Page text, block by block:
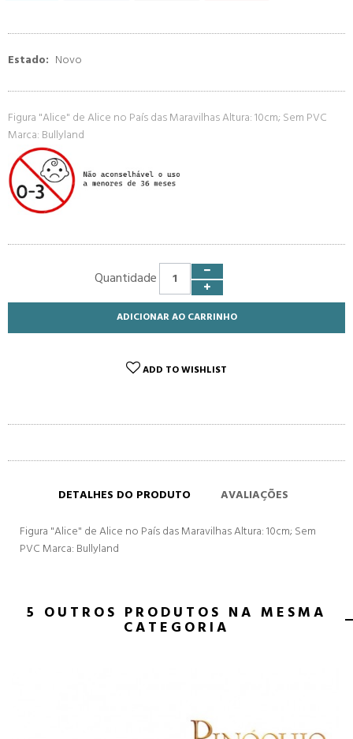
Estado: Novo
Figura "Alice" de Alice no País das Maravilhas Altura: 10cm; Sem PVC
Marca: Bullyland
Quantidade
ADICIONAR AO CARRINHO
ADD TO WISHLIST
DETALHES DO PRODUTO
AVALIAÇÕES
Figura "Alice" de Alice no País das Maravilhas Altura: 10cm; Sem
PVC Marca: Bullyland
5 OUTROS PRODUTOS NA MESMA
CATEGORIA